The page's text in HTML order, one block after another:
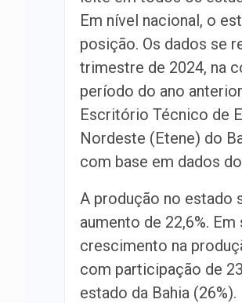
Em nível nacional, o
posição. Os dados se
trimestre de 2024, na
período do ano
Escritório Técnico de
Nordeste (Etene) do
com base em dados
A produção no estado
aumento de 22,6%.
crescimento na
com participação de
estado da Bahia (26%).